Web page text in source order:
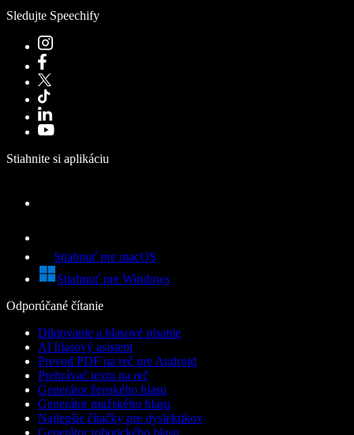
Sledujte Speechify
Stiahnite si aplikáciu
Stiahnuť pre macOS
Stiahnuť pre Windows
Odporúčané čítanie
Diktovanie a hlasové písanie
AI hlasový asistent
Prevod PDF na reč pre Android
Prehrávač textu na reč
Generátor ženského hlasu
Generátor mužského hlasu
Najlepšie čítačky pre dyslektikov
Generátor robotického hlasu